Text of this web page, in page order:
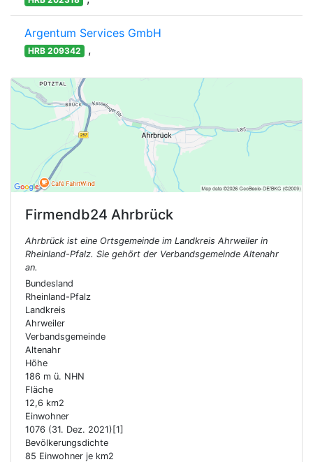
Argentum Services GmbH
HRB 209342 ,
Firmendb24 Ahrbrück
Ahrbrück ist eine Ortsgemeinde im Landkreis Ahrweiler in
Rheinland-Pfalz. Sie gehört der Verbandsgemeinde Altenahr
an.
Bundesland
Rheinland-Pfalz
Landkreis
Ahrweiler
Verbandsgemeinde
Altenahr
Höhe
186 m ü. NHN
Fläche
12,6 km2
Einwohner
1076 (31. Dez. 2021)[1]
Bevölkerungsdichte
85 Einwohner je km2